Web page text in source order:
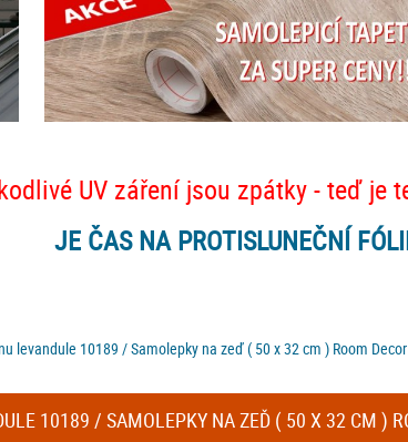
UV záření jsou zpátky - teď je
JE ČAS NA PROTISLUNEČNÍ
levandule 10189 / Samolepky na zeď ( 50 x 32 cm ) Room Decor
10189 / SAMOLEPKY NA ZEĎ ( 50 X 32 CM )